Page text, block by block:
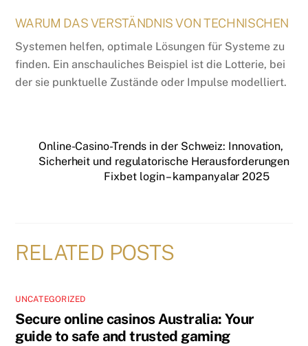
WARUM DAS VERSTÄNDNIS VON TECHNISCHEN
Systemen helfen, optimale Lösungen für Systeme zu
finden. Ein anschauliches Beispiel ist die Lotterie, bei
der sie punktuelle Zustände oder Impulse modelliert.
Online-Casino-Trends in der Schweiz: Innovation,
Sicherheit und regulatorische Herausforderungen
Fixbet login – kampanyalar 2025
RELATED POSTS
UNCATEGORIZED
Secure online casinos Australia: Your
guide to safe and trusted gaming